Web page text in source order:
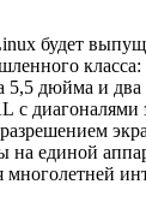
будет
5,5 дюйма и
с диагоналями
разрешением
на единой
многолетней